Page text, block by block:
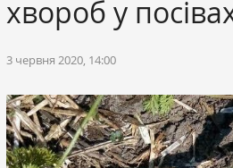
хвороб у
3 червня 2020, 14:00